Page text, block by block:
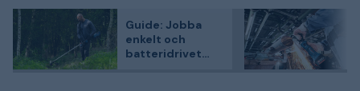
Guide: Jobba
enkelt och
batteridrivet